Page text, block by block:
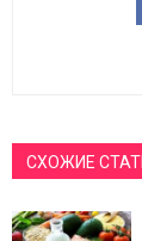
СХОЖИЕ